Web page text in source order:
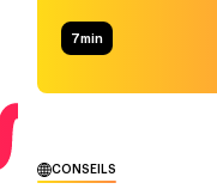
7min
CONSEILS